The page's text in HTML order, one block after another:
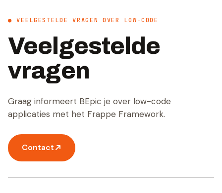
● VEELGESTELDE VRAGEN OVER LOW-CODE
Veelgestelde
vragen
Graag informeert BEpic je over low-code
applicaties met het Frappe Framework.
Contact